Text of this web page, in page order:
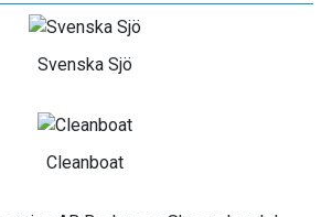
Svenska Sjö
Cleanboat